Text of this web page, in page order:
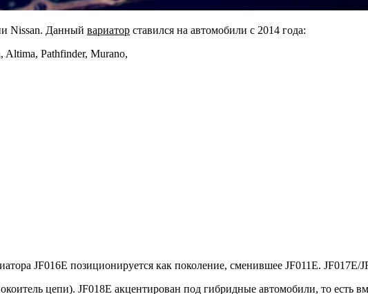
Nissan. Данный вариатор ставился на автомобили с 2014 года:
Altima, Pathfinder, Murano,
JF016E позиционируется как поколение, сменившее JF011E. JF017E/
цепи). JF018E акцентирован под гибридные автомобили, то есть